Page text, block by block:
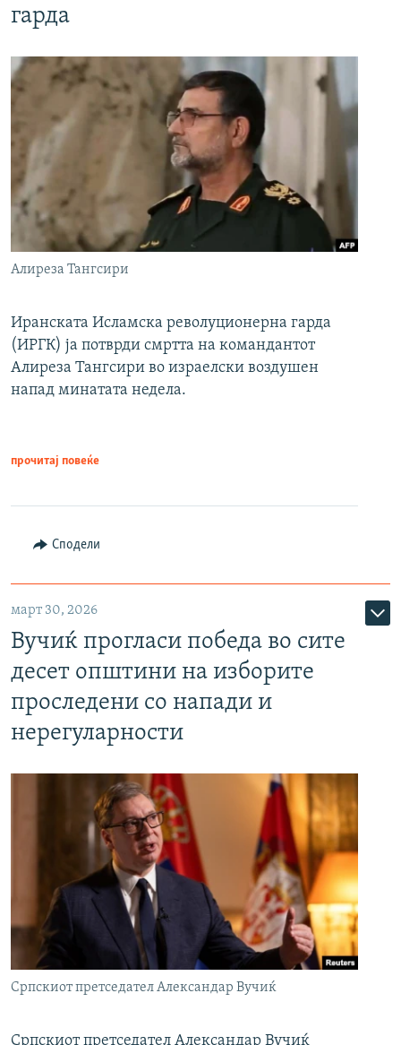
гарда
Алиреза Тангсири
Иранската Исламска револуционерна гарда
(ИРГК) ја потврди смртта на командантот
Алиреза Тангсири во израелски воздушен
напад минатата недела.
прочитај повеќе
Сподели
март 30, 2026
Вучиќ прогласи победа во сите
десет општини на изборите
проследени со напади и
нерегуларности
Српскиот претседател Александар Вучиќ
Српскиот претседател Александар Вучиќ